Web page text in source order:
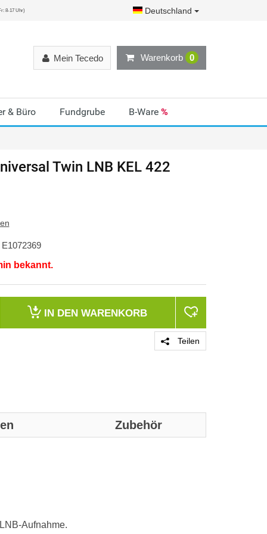
8-17 Uhr) Deutschland
Warenkorb 0
Mein Tecedo
& Büro Fundgrube B-Ware %
Twin LNB KEL 422
E1072369
bekannt.
IN DEN WARENKORB
Teilen
Zubehör
Aufnahme.